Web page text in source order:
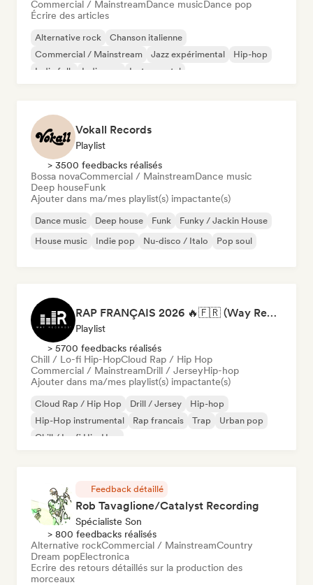
Commercial / MainstreamDance musicDance pop
Écrire des articles
Alternative rock
Chanson italienne
Commercial / Mainstream
Jazz expérimental
Hip-hop
Indie folk
Indie pop Instrumental
Vokall Records
Playlist
> 3500 feedbacks réalisés
Bossa novaCommercial / MainstreamDance music
Deep houseFunk
Ajouter dans ma/mes playlist(s) impactante(s)
Dance music Deep house Funk
Funky / Jackin House
House music
Indie pop Nu-disco / Italo Pop soul
RAP FRANÇAIS 2026 🔥🇫🇷 (Way Records)
Playlist
> 5700 feedbacks réalisés
Chill / Lo-fi Hip-HopCloud Rap / Hip Hop
Commercial / MainstreamDrill / JerseyHip-hop
Ajouter dans ma/mes playlist(s) impactante(s)
Cloud Rap / Hip Hop Drill / Jersey
Hip-hop
Hip-Hop instrumental
Rap francais Trap
Urban pop
Chill / Lo-fi Hip-Hop
Feedback détaillé
Rob Tavaglione/Catalyst Recording
Spécialiste Son
> 800 feedbacks réalisés
Alternative rockCommercial / MainstreamCountry
Dream popElectronica
Ecrire des retours détaillés sur la production des
morceaux